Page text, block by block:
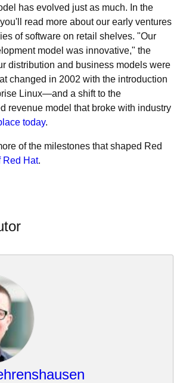
has evolved just as much. In the
read more about our early ventures
of software on retail shelves. "Our
model was innovative," the
distribution and business models were
changed in 2002 with the introduction
Linux—and a shift to the
revenue model that broke with industry
today.
of the milestones that shaped Red
Red Hat.